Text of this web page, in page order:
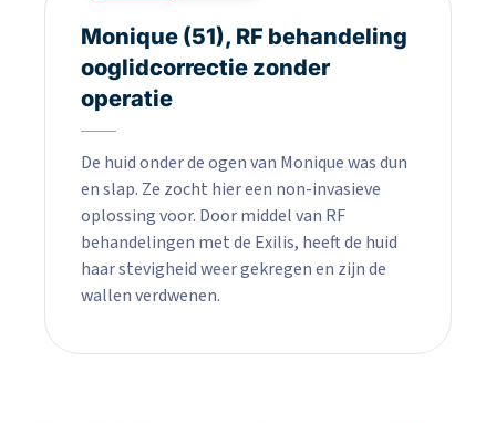
Monique (51), RF behandeling
ooglidcorrectie zonder
operatie
De huid onder de ogen van Monique was dun
en slap. Ze zocht hier een non-invasieve
oplossing voor. Door middel van RF
behandelingen met de Exilis, heeft de huid
haar stevigheid weer gekregen en zijn de
wallen verdwenen.